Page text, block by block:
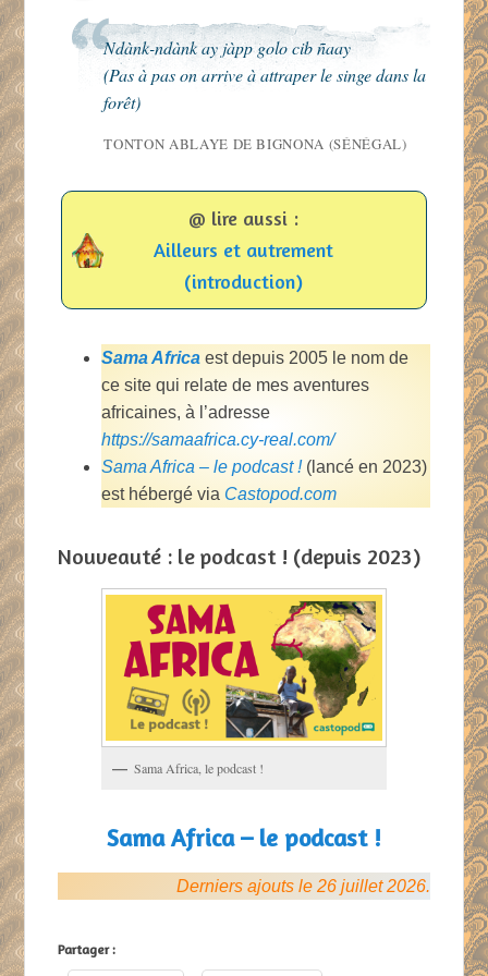
Ndànk-ndànk ay jàpp golo cib ñaay
(Pas à pas on arrive à attraper le singe dans la
forêt)
TONTON ABLAYE DE BIGNONA (SÉNÉGAL)
@ lire aussi :
Ailleurs et autrement
(introduction)
Sama Africa est depuis 2005 le nom de
ce site qui relate de mes aventures
africaines, à l’adresse
https://samaafrica.cy-real.com/
Sama Africa – le podcast ! (lancé en 2023)
est hébergé via Castopod.com
Nouveauté : le podcast ! (depuis 2023)
Sama Africa, le podcast !
Sama Africa – le podcast !
Derniers ajouts le 26 juillet 2026.
Partager :